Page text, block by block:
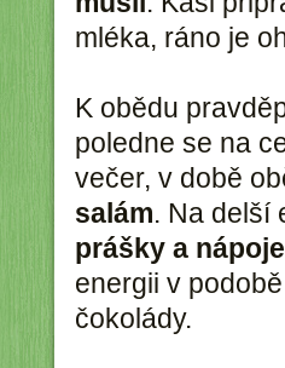
mléka, ráno je
K obědu
poledne se na
večer, v době
salám. Na delší
prášky a nápoje
energii v
čokolády.